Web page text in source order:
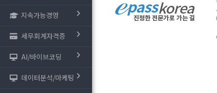
지속가능경영
세무회계자격증
AI/바이브코딩
데이터분석/마케팅